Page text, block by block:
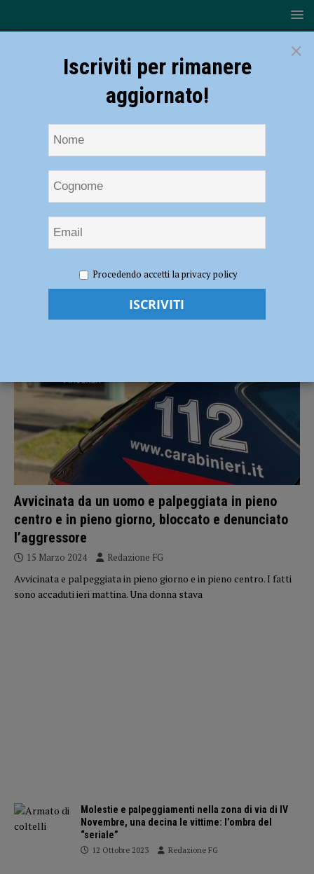
Molestie e palpeggiamenti
Avvicinata da un uomo e palpeggiata in pieno
centro e in pieno giorno, bloccato e denunciato
l’aggressore
15 Marzo 2024 Redazione FG
Avvicinata e palpeggiata in pieno giorno e in pieno centro. I fatti
sono accaduti ieri mattina. Una donna stava
Molestie e palpeggiamenti nella zona di via di IV
Novembre, una decina le vittime: l’ombra del
“seriale”
12 Ottobre 2023 Redazione FG
×
Iscriviti per rimanere
aggiornato!
Procedendo accetti la privacy policy